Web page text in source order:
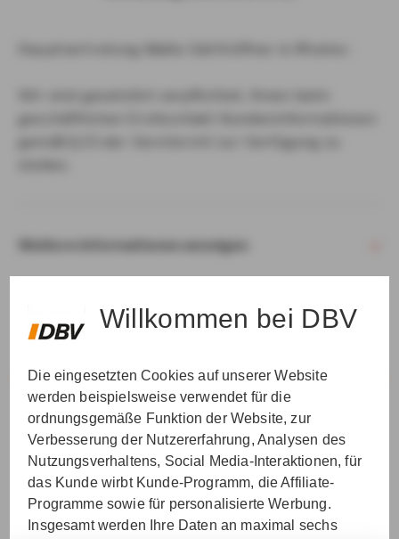
Willkommen bei DBV
Die eingesetzten Cookies auf unserer Website
werden beispielsweise verwendet für die
ordnungsgemäße Funktion der Website, zur
Verbesserung der Nutzererfahrung, Analysen des
Nutzungsverhaltens, Social Media-Interaktionen, für
das Kunde wirbt Kunde-Programm, die Affiliate-
Programme sowie für personalisierte Werbung.
Insgesamt werden Ihre Daten an maximal sechs
Weitere Informationen anzeigen
VER­STAN­DEN & WEI­TER